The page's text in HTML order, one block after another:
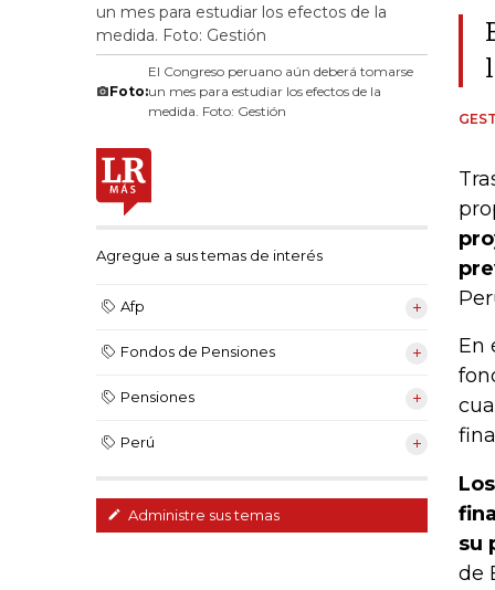
un mes para estudiar los efectos de la
medida. Foto: Gestión
Foto:
El Congreso peruano aún deberá tomarse
un mes para estudiar los efectos de la
medida. Foto: Gestión
Agregue a sus temas de interés
Afp
Fondos de Pensiones
Pensiones
Perú
Administre sus temas
En
su
de